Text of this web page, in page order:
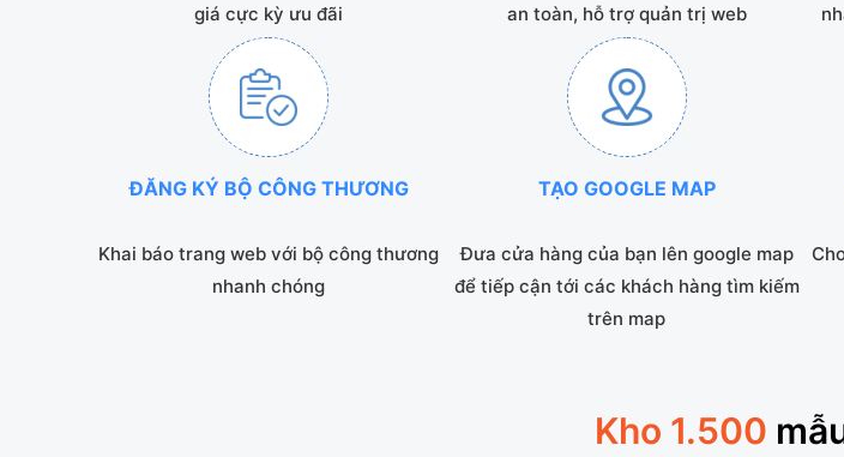
giá cực kỳ ưu đãi
ĐĂNG KÝ BỘ CÔNG THƯƠNG
Khai báo trang web với bộ công thương
nhanh chóng
an toàn, hỗ trợ quản trị web
TẠO GOOGLE MAP
Đưa cửa hàng của bạn lên google map
để tiếp cận tới các khách hàng tìm kiếm
trên map
Kho 1.500